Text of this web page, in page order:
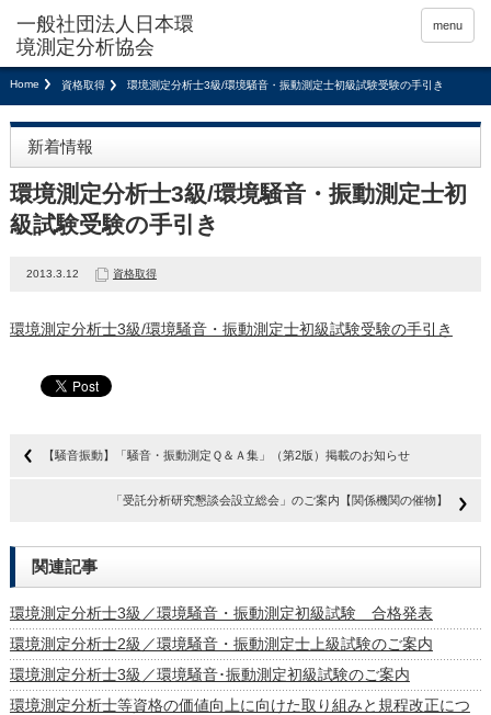
menu
Home 資格取得 環境測定分析士3級/環境騒音・振動測定士初級試験受験の手引き
新着情報
環境測定分析士3級/環境騒音・振動測定士初
級試験受験の手引き
2013.3.12 資格取得
環境測定分析士3級/環境騒音・振動測定士初級試験受験の手引き
【騒音振動】「騒音・振動測定Ｑ＆Ａ集」（第2版）掲載のお知らせ
「受託分析研究懇談会設立総会」のご案内【関係機関の催物】
関連記事
環境測定分析士3級／環境騒音・振動測定初級試験 合格発表
環境測定分析士2級／環境騒音・振動測定士上級試験のご案内
環境測定分析士3級／環境騒音･振動測定初級試験のご案内
環境測定分析士等資格の価値向上に向けた取り組みと規程改正につ